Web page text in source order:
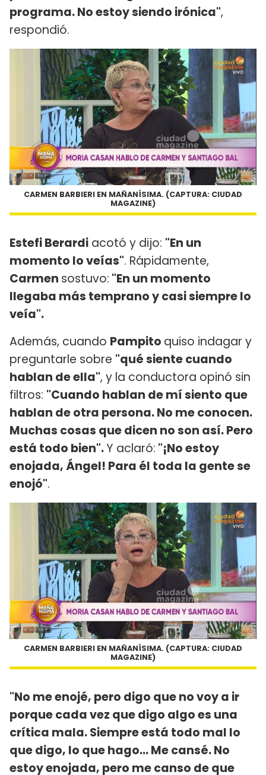
programa. No estoy siendo irónica",
respondió.
CARMEN BARBIERI EN MAÑANÍSIMA. (CAPTURA: CIUDAD
MAGAZINE)
Estefi Berardi acotó y dijo: "En un
momento lo veías". Rápidamente,
Carmen sostuvo: "En un momento
llegaba más temprano y casi siempre lo
veía".
Además, cuando Pampito quiso indagar y
preguntarle sobre "qué siente cuando
hablan de ella", y la conductora opinó sin
filtros: "Cuando hablan de mí siento que
hablan de otra persona. No me conocen.
Muchas cosas que dicen no son así. Pero
está todo bien".Y aclaró: "¡No estoy
enojada, Ángel! Para él toda la gente se
enojó".
CARMEN BARBIERI EN MAÑANÍSIMA. (CAPTURA: CIUDAD
MAGAZINE)
"No me enojé, pero digo que no voy a ir
porque cada vez que digo algo es una
crítica mala. Siempre está todo mal lo
que digo, lo que hago... Me cansé. No
estoy enojada, pero me canso de que